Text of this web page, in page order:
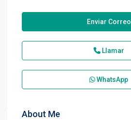
Enviar Correo
Llamar
WhatsApp
About Me